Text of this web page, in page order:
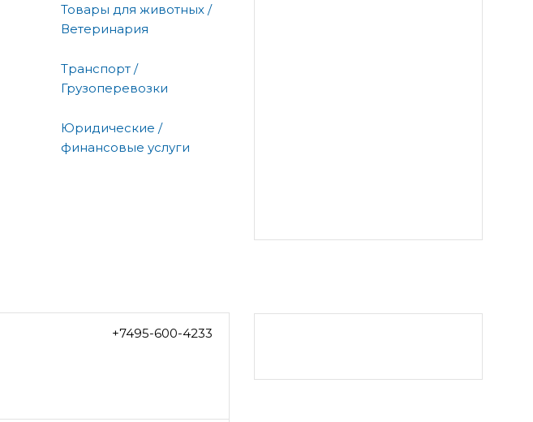
Товары для животных /
Ветеринария
Транспорт /
Грузоперевозки
Юридические /
финансовые услуги
+7495-600-4233